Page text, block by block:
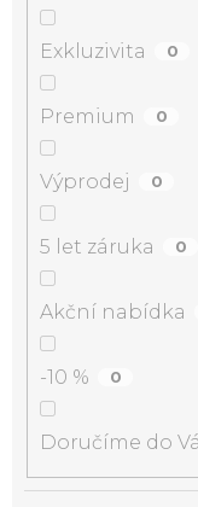
Exkluzivita 0
Premium 0
Výprodej 0
5 let záruka 0
Akční nabídka
-10 % 0
Doručíme do